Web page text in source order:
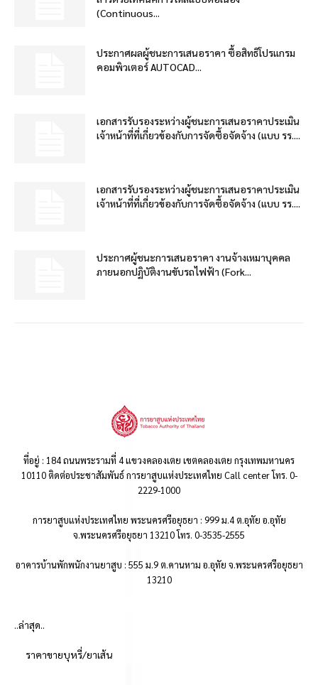
(Continuous...
ประกาศผลผู้ชนะการเสนอราคา ซื้อสิทธิโปรแกรม
คอมพิวเตอร์ AUTOCAD...
เอกสารรับรองระหว่างผู้ชนะการเสนอราคาประเมิน
เจ้าหน้าที่ที่เกี่ยวข้องกับการจัดซื้อจัดจ้าง (แบบ รร....
เอกสารรับรองระหว่างผู้ชนะการเสนอราคาประเมิน
เจ้าหน้าที่ที่เกี่ยวข้องกับการจัดซื้อจัดจ้าง (แบบ รร....
ประกาศผู้ชนะการเสนอราคา งานจ้างเหมาบุคคล
ภายนอกปฏิบัติงานขับรถไฟฟ้า (Fork...
ที่อยู่ : 184 ถนนพระรามที่ 4 แขวงคลองเตย เขตคลองเตย กรุงเทพมหานคร
10110 ติดต่อประชาสัมพันธ์ การยาสูบแห่งประเทศไทย Call center โทร. 0-
2229-1000
การยาสูบแห่งประเทศไทย พระนครศรีอยุธยา : 999 ม.4 ต.อุทัย อ.อุทัย
จ.พระนครศรีอยุธยา 13210 โทร. 0-3535-2555
อาคารบ้านพักพนักงานยาสูบ : 555 ม.9 ต.คานหาม อ.อุทัย จ.พระนครศรีอยุธยา
13210
..ล่าสุด..
ราคาขายบุหรี่/ยาเส้น